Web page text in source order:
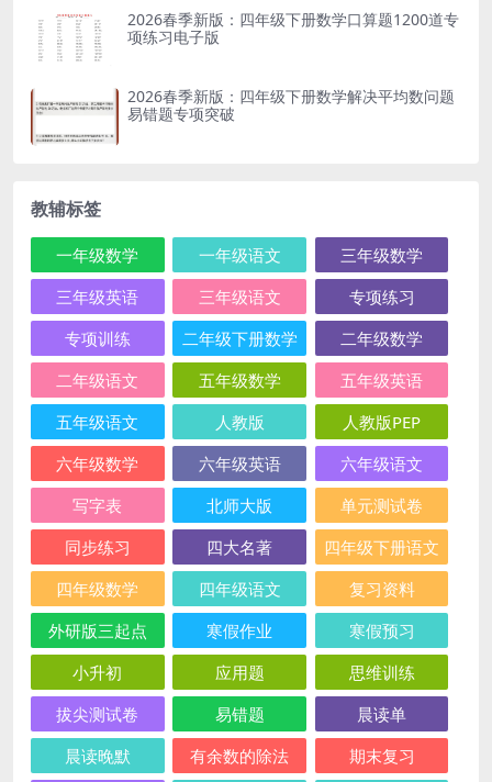
2026春季新版：四年级下册数学口算题1200道专
项练习电子版
2026春季新版：四年级下册数学解决平均数问题
易错题专项突破
教辅标签
一年级数学 一年级语文
三年级数学
三年级英语
三年级语文
专项练习
专项训练
二年级下册数学
二年级数学
二年级语文
五年级数学
五年级英语
五年级语文
人教版
人教版PEP
六年级数学
六年级英语
六年级语文
写字表
北师大版
单元测试卷
同步练习
四大名著
四年级下册语文
四年级数学
四年级语文
复习资料
外研版三起点
寒假作业
寒假预习
小升初
应用题
思维训练
拔尖测试卷
易错题
晨读单
晨读晚默
有余数的除法 期末复习